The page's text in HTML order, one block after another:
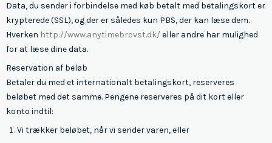
Data, du sender i forbindelse med køb betalt med betalingskort er
krypterede (SSL), og der er således kun PBS, der kan læse dem.
Hverken http://www.anytimebrovst.dk/ eller andre har mulighed
for at læse dine data.
Reservation af beløb
Betaler du med et internationalt betalingskort, reserveres
beløbet med det samme. Pengene reserveres på dit kort eller
konto indtil:
Vi trækker beløbet, når vi sender varen, eller